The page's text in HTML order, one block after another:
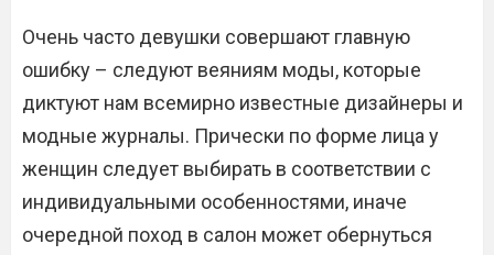
Очень часто девушки совершают главную
ошибку – следуют веяниям моды, которые
диктуют нам всемирно известные дизайнеры и
модные журналы. Прически по форме лица у
женщин следует выбирать в соответствии с
индивидуальными особенностями, иначе
очередной поход в салон может обернуться